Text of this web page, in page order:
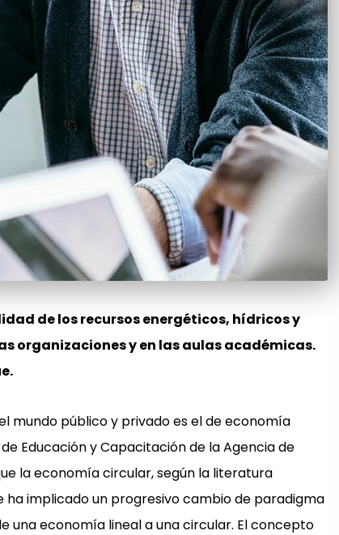
de los recursos energéticos, hídricos y
organizaciones y en las aulas académicas.
mundo público y privado es el de economía
Educación y Capacitación de la Agencia de
la economía circular, según la literatura
ha implicado un progresivo cambio de paradigma
una economía lineal a una circular. El concepto